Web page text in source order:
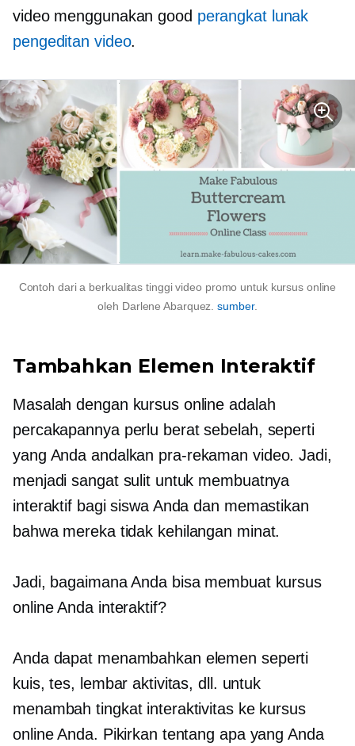
video menggunakan good perangkat lunak
pengeditan video.
Contoh dari a berkualitas tinggivideo promo untuk kursus online
oleh Darlene Abarquez.sumber.
Tambahkan Elemen Interaktif
Masalah dengan kursus online adalah
percakapannya perlu berat sebelah, seperti
yang Anda andalkan pra-rekaman video. Jadi,
menjadi sangat sulit untuk membuatnya
interaktif bagi siswa Anda dan memastikan
bahwa mereka tidak kehilangan minat.
Jadi, bagaimana Anda bisa membuat kursus
online Anda interaktif?
Anda dapat menambahkan elemen seperti
kuis, tes, lembar aktivitas, dll. untuk
menambah tingkat interaktivitas ke kursus
online Anda. Pikirkan tentang apa yang Anda